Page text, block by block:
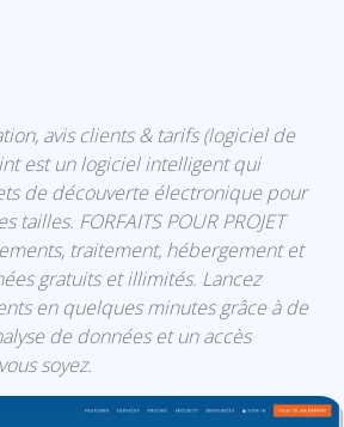
avis clients & tarifs (logiciel de
est un logiciel intelligent qui
de découverte électronique pour
FORFAITS POUR PROJET
traitement, hébergement et
gratuits et illimités. Lancez
en quelques minutes grâce à de
de données et un accès
soyez.